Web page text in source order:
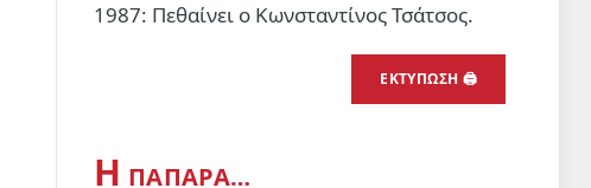
1987: Πεθαίνει ο Κωνσταντίνος Τσάτσος.
ΕΚΤΥΠΩΣΗ 🖨
Η ΠΑΠΑΡΑ…